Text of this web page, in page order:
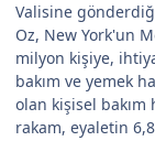
Valisine
Oz, New York'un
milyon kişiye,
bakım ve yemek
olan kişisel bakım
rakam, eyaletin